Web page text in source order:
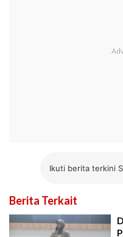
Ikuti berita terkini
Berita Terkait